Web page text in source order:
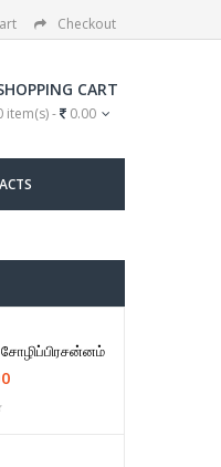
Checkout
CART
item(s) - 0.00
சோழிப்பிரசன்னம்